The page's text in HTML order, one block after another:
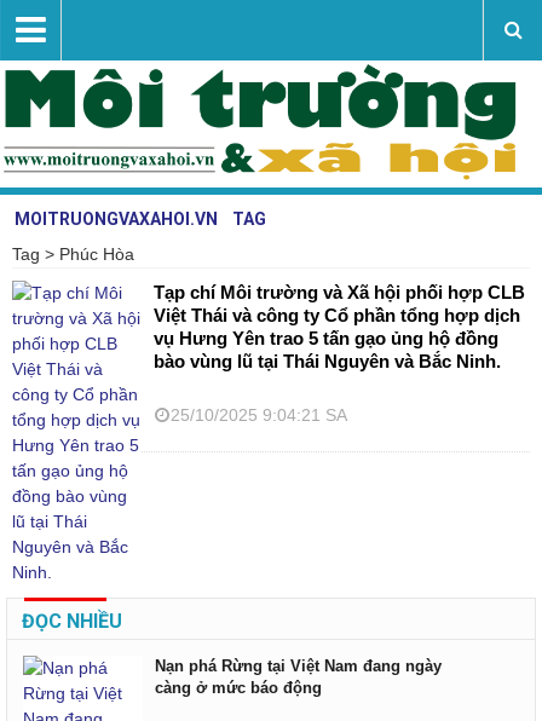
Vấn đề - sự kiện
Tài nguyên - môi trường
Nghiên cứu trao đổi
Khoa học công nghệ
Liên hệ
MOITRUONGVAXAHOI.VN
TAG
Tag > Phúc Hòa
Tạp chí Môi trường và Xã hội phối hợp CLB
Việt Thái và công ty Cổ phần tổng hợp dịch
vụ Hưng Yên trao 5 tấn gạo ủng hộ đồng
bào vùng lũ tại Thái Nguyên và Bắc Ninh.
25/10/2025 9:04:21 SA
ĐỌC NHIỀU
Nạn phá Rừng tại Việt Nam đang ngày
càng ở mức báo động